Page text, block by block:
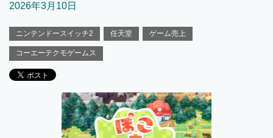
2026年3月10日
ニンテンドースイッチ2 任天堂 ゲーム売上
コーエーテクモゲームス